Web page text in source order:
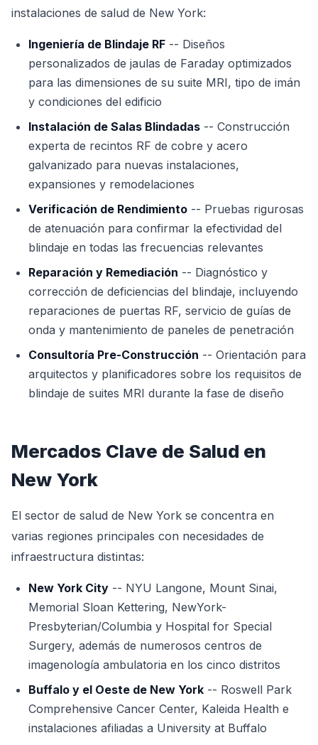
instalaciones de salud de New York:
Ingeniería de Blindaje RF -- Diseños
personalizados de jaulas de Faraday optimizados
para las dimensiones de su suite MRI, tipo de imán
y condiciones del edificio
Instalación de Salas Blindadas -- Construcción
experta de recintos RF de cobre y acero
galvanizado para nuevas instalaciones,
expansiones y remodelaciones
Verificación de Rendimiento -- Pruebas rigurosas
de atenuación para confirmar la efectividad del
blindaje en todas las frecuencias relevantes
Reparación y Remediación -- Diagnóstico y
corrección de deficiencias del blindaje, incluyendo
reparaciones de puertas RF, servicio de guías de
onda y mantenimiento de paneles de penetración
Consultoría Pre-Construcción -- Orientación para
arquitectos y planificadores sobre los requisitos de
blindaje de suites MRI durante la fase de diseño
Mercados Clave de Salud en
New York
El sector de salud de New York se concentra en
varias regiones principales con necesidades de
infraestructura distintas:
New York City -- NYU Langone, Mount Sinai,
Memorial Sloan Kettering, NewYork-
Presbyterian/Columbia y Hospital for Special
Surgery, además de numerosos centros de
imagenología ambulatoria en los cinco distritos
Buffalo y el Oeste de New York -- Roswell Park
Comprehensive Cancer Center, Kaleida Health e
instalaciones afiliadas a University at Buffalo